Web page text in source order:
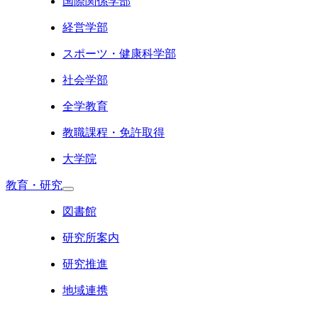
経営学部
スポーツ・健康科学部
社会学部
全学教育
教職課程・免許取得
大学院
教育・研究
図書館
研究所案内
研究推進
地域連携